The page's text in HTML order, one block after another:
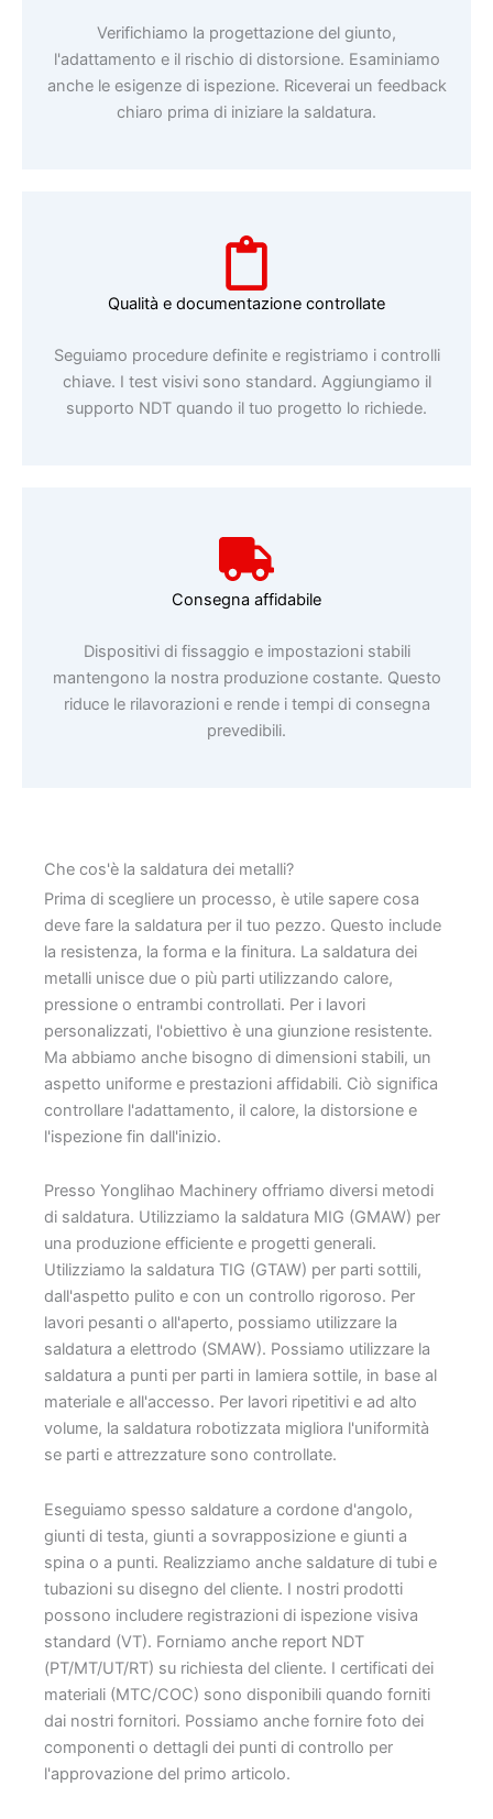
Verifichiamo la progettazione del giunto,
l'adattamento e il rischio di distorsione. Esaminiamo
anche le esigenze di ispezione. Riceverai un feedback
chiaro prima di iniziare la saldatura.
Qualità e documentazione controllate
Seguiamo procedure definite e registriamo i controlli
chiave. I test visivi sono standard. Aggiungiamo il
supporto NDT quando il tuo progetto lo richiede.
Consegna affidabile
Dispositivi di fissaggio e impostazioni stabili
mantengono la nostra produzione costante. Questo
riduce le rilavorazioni e rende i tempi di consegna
prevedibili.
Che cos'è la saldatura dei metalli?
Prima di scegliere un processo, è utile sapere cosa
deve fare la saldatura per il tuo pezzo. Questo include
la resistenza, la forma e la finitura. La saldatura dei
metalli unisce due o più parti utilizzando calore,
pressione o entrambi controllati. Per i lavori
personalizzati, l'obiettivo è una giunzione resistente.
Ma abbiamo anche bisogno di dimensioni stabili, un
aspetto uniforme e prestazioni affidabili. Ciò significa
controllare l'adattamento, il calore, la distorsione e
l'ispezione fin dall'inizio.
Presso Yonglihao Machinery offriamo diversi metodi
di saldatura. Utilizziamo la saldatura MIG (GMAW) per
una produzione efficiente e progetti generali.
Utilizziamo la saldatura TIG (GTAW) per parti sottili,
dall'aspetto pulito e con un controllo rigoroso. Per
lavori pesanti o all'aperto, possiamo utilizzare la
saldatura a elettrodo (SMAW). Possiamo utilizzare la
saldatura a punti per parti in lamiera sottile, in base al
materiale e all'accesso. Per lavori ripetitivi e ad alto
volume, la saldatura robotizzata migliora l'uniformità
se parti e attrezzature sono controllate.
Eseguiamo spesso saldature a cordone d'angolo,
giunti di testa, giunti a sovrapposizione e giunti a
spina o a punti. Realizziamo anche saldature di tubi e
tubazioni su disegno del cliente. I nostri prodotti
possono includere registrazioni di ispezione visiva
standard (VT). Forniamo anche report NDT
(PT/MT/UT/RT) su richiesta del cliente. I certificati dei
materiali (MTC/COC) sono disponibili quando forniti
dai nostri fornitori. Possiamo anche fornire foto dei
componenti o dettagli dei punti di controllo per
l'approvazione del primo articolo.